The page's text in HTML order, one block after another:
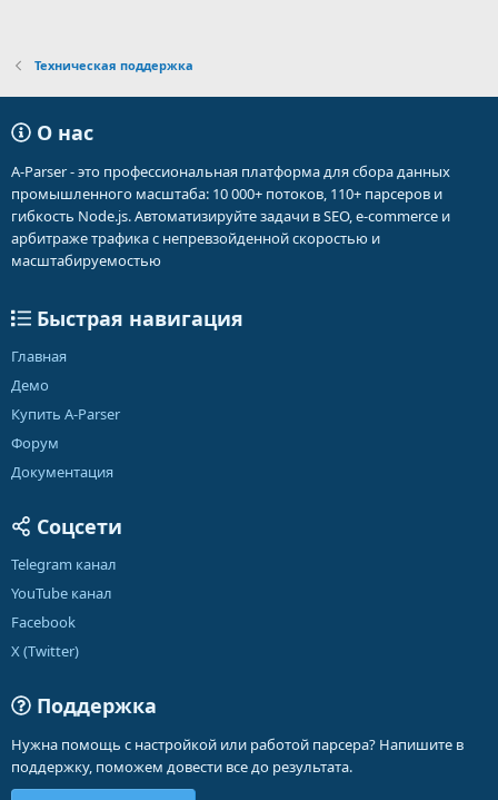
Техническая поддержка
О нас
A-Parser - это профессиональная платформа для сбора данных
промышленного масштаба: 10 000+ потоков, 110+ парсеров и
гибкость Node.js. Автоматизируйте задачи в SEO, e-commerce и
арбитраже трафика с непревзойденной скоростью и
масштабируемостью
Быстрая навигация
Главная
Демо
Купить A-Parser
Форум
Документация
Соцсети
Telegram канал
YouTube канал
Facebook
X (Twitter)
Поддержка
Нужна помощь с настройкой или работой парсера? Напишите в
поддержку, поможем довести все до результата.